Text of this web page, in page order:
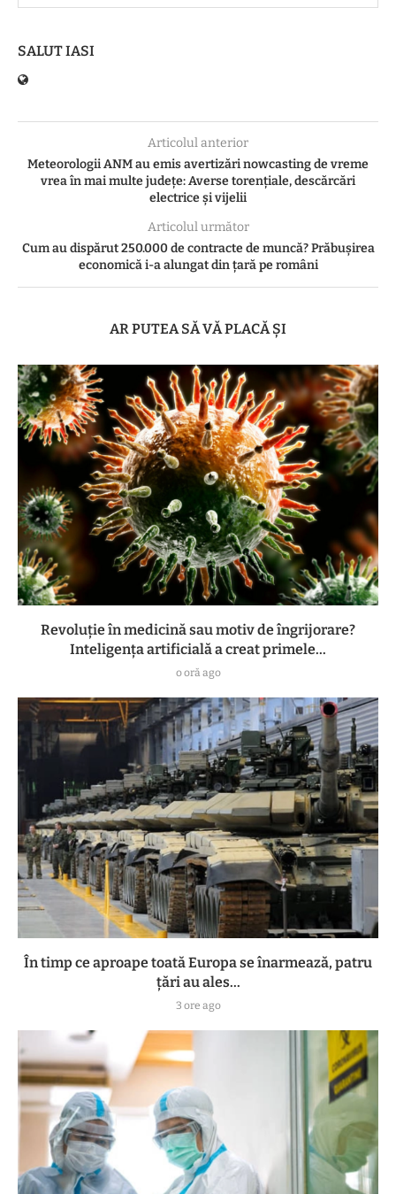
SALUT IASI
Articolul anterior
Meteorologii ANM au emis avertizări nowcasting de vreme
vrea în mai multe județe: Averse torențiale, descărcări
electrice și vijelii
Articolul următor
Cum au dispărut 250.000 de contracte de muncă? Prăbușirea
economică i-a alungat din țară pe români
AR PUTEA SĂ VĂ PLACĂ ȘI
Revoluție în medicină sau motiv de îngrijorare?
Inteligența artificială a creat primele...
o oră ago
În timp ce aproape toată Europa se înarmează, patru
ţări au ales...
3 ore ago